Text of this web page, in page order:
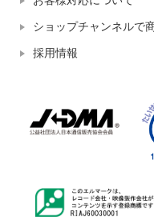
ショップチャンネルで
採用情報